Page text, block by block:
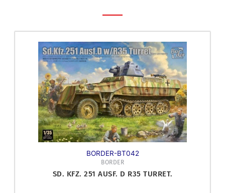
BORDER-BT042
BORDER
SD. KFZ. 251 AUSF. D R35 TURRET.